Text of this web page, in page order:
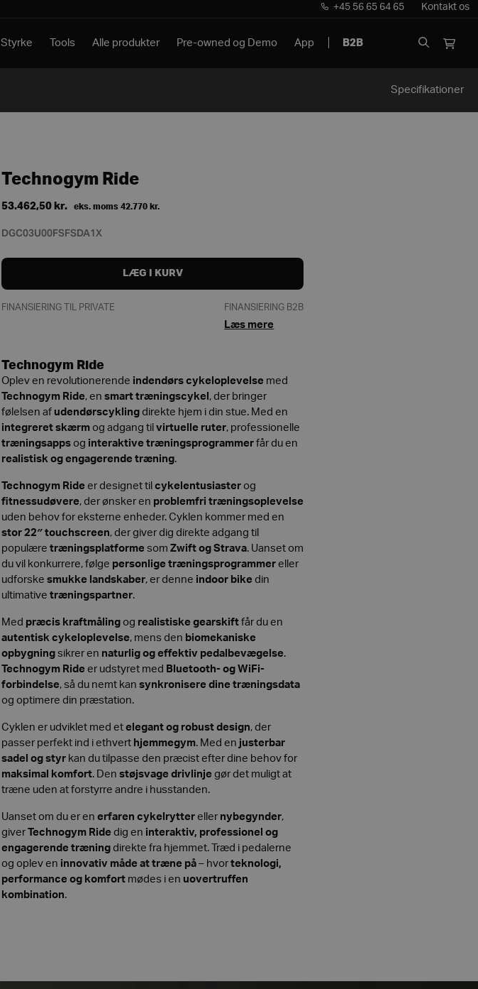
+45 56 65 64 65 Kontakt os
Styrke Tools Alle produkter Pre-owned og Demo App B2B
Specifikationer
Technogym Ride
53.462,50 kr. eks. moms 42.770 kr.
DGC03U00FSFSDA1X
LÆG I KURV
FINANSIERING TIL PRIVATE FINANSIERING B2B
Læs mere
Technogym Ride
Oplev en revolutionerende indendørs cykeloplevelse med
Technogym Ride, en smart træningscykel , der bringer
følelsen af udendørscykling direkte hjem i din stue. Med en
integreret skærm og adgang til virtuelle ruter, professionelle
træningsapps og interaktive træningsprogrammer får du en
realistisk og engagerende træning.
Technogym Ride er designet til cykelentusiaster og
fitnessudøvere, der ønsker en problemfri træningsoplevelse
uden behov for eksterne enheder. Cyklen kommer med en
stor 22″ touchscreen, der giver dig direkte adgang til
populære træningsplatforme som Zwift og Strava. Uanset om
du vil konkurrere, følge personlige træningsprogrammer eller
udforske smukke landskaber, er denne indoor bike din
ultimative træningspartner.
Med præcis kraftmåling og realistiske gearskift får du en
autentisk cykeloplevelse, mens den biomekaniske
opbygning sikrer en naturlig og effektiv pedalbevægelse.
Technogym Ride er udstyret med Bluetooth- og WiFi-
forbindelse, så du nemt kan synkronisere dine træningsdata
og optimere din præstation.
Cyklen er udviklet med et elegant og robust design, der
passer perfekt ind i ethvert hjemmegym. Med en justerbar
sadel og styr kan du tilpasse den præcist efter dine behov for
maksimal komfort. Den støjsvage drivlinje gør det muligt at
træne uden at forstyrre andre i husstanden.
Uanset om du er en erfaren cykelrytter eller nybegynder,
giver Technogym Ride dig en interaktiv, professionel og
engagerende træning direkte fra hjemmet. Træd i pedalerne
og oplev en innovativ måde at træne på – hvor teknologi,
performance og komfort mødes i en uovertruffen
kombination.